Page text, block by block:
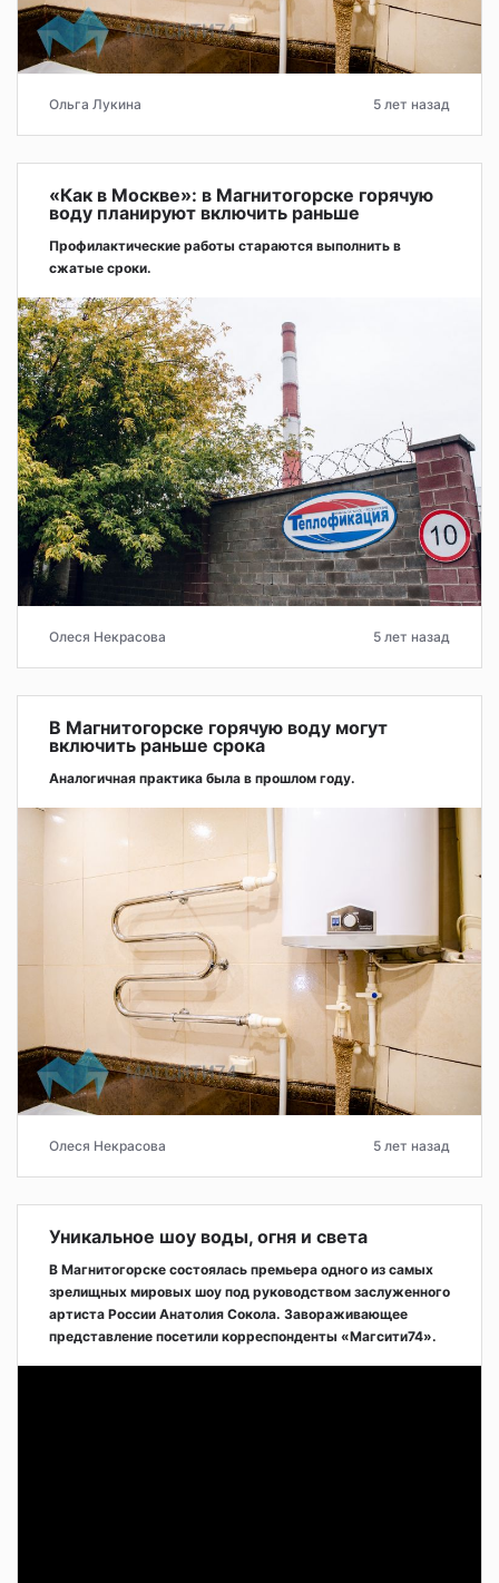
Ольга Лукина 5 лет назад
«Как в Москве»: в Магнитогорске горячую
воду планируют включить раньше
Профилактические работы стараются выполнить в
сжатые сроки.
Олеся Некрасова 5 лет назад
В Магнитогорске горячую воду могут
включить раньше срока
Аналогичная практика была в прошлом году.
Олеся Некрасова 5 лет назад
Уникальное шоу воды, огня и света
В Магнитогорске состоялась премьера одного из самых
зрелищных мировых шоу под руководством заслуженного
артиста России Анатолия Сокола. Завораживающее
представление посетили корреспонденты «Магсити74».